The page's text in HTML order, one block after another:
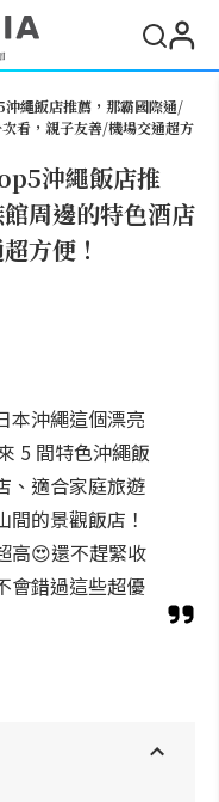
繩飯店推薦，那霸國際通/
看，親子友善/機場交通超方
沖繩飯店推
周邊的特色酒店
方便！
本沖繩這個漂亮
5 間特色沖繩飯
、適合家庭旅遊
的景觀飯店！
高😍還不趕緊收
會錯過這些超優